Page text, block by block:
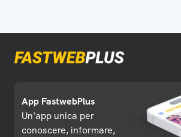
App FastwebPlus
Un'app unica per
conoscere, informare,